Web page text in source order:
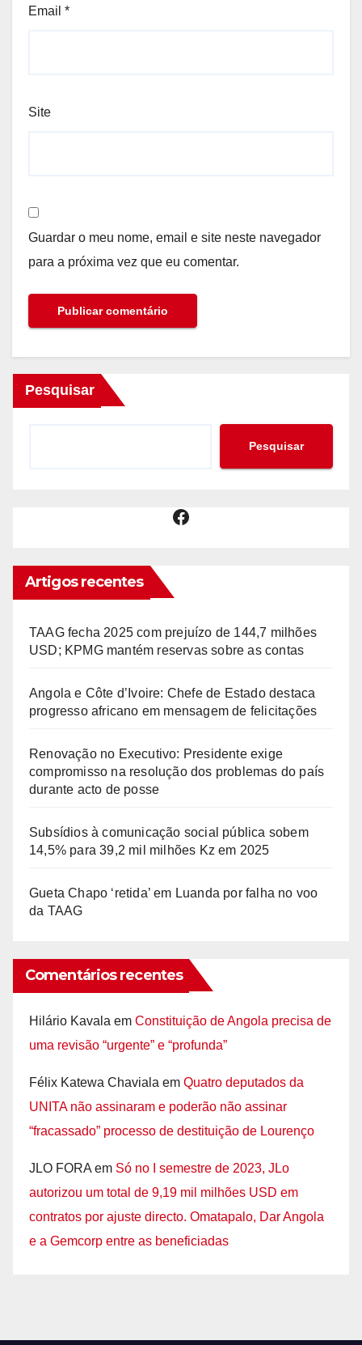
Email *
Site
Guardar o meu nome, email e site neste navegador
para a próxima vez que eu comentar.
Pesquisar
Pesquisar
Facebook
Artigos recentes
TAAG fecha 2025 com prejuízo de 144,7 milhões
USD; KPMG mantém reservas sobre as contas
Angola e Côte d’Ivoire: Chefe de Estado destaca
progresso africano em mensagem de felicitações
Renovação no Executivo: Presidente exige
compromisso na resolução dos problemas do país
durante acto de posse
Subsídios à comunicação social pública sobem
14,5% para 39,2 mil milhões Kz em 2025
Gueta Chapo ‘retida’ em Luanda por falha no voo
da TAAG
Comentários recentes
Hilário Kavala em Constituição de Angola precisa de
uma revisão “urgente” e “profunda”
Félix Katewa Chaviala em Quatro deputados da
UNITA não assinaram e poderão não assinar
“fracassado” processo de destituição de Lourenço
JLO FORA em Só no I semestre de 2023, JLo
autorizou um total de 9,19 mil milhões USD em
contratos por ajuste directo. Omatapalo, Dar Angola
e a Gemcorp entre as beneficiadas